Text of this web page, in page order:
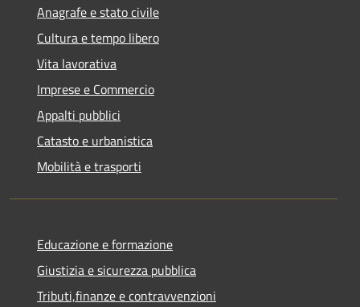
Anagrafe e stato civile
Cultura e tempo libero
Vita lavorativa
Imprese e Commercio
Appalti pubblici
Catasto e urbanistica
Mobilità e trasporti
Educazione e formazione
Giustizia e sicurezza pubblica
Tributi,finanze e contravvenzioni